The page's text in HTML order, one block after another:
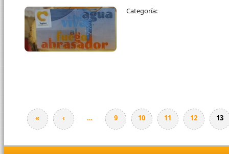
Categoría:
« ‹ … 9 10 11 12 13